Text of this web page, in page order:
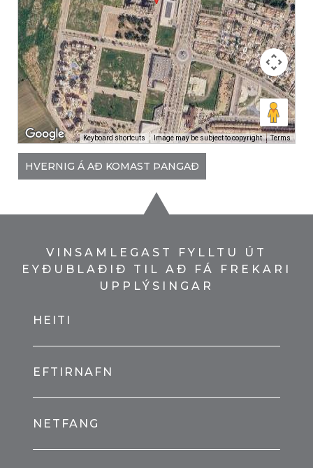
Keyboard shortcuts Image may be subject to copyright Terms
HVERNIG Á AÐ KOMAST ÞANGAÐ
VINSAMLEGAST FYLLTU ÚT
EYÐUBLAÐIÐ TIL AÐ FÁ FREKARI
UPPLÝSINGAR
HEITI
EFTIRNAFN
NETFANG